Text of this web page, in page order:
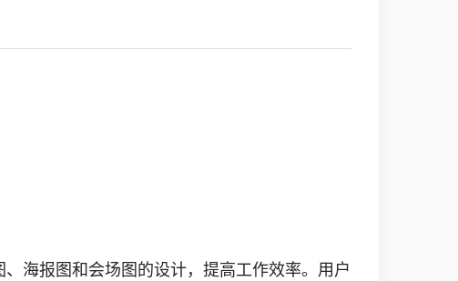
海报图和会场图的设计，提高工作效率。用户